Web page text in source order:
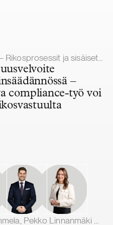
ja sisäiset tutkinnat
–
compliance-työ voi
Eveliina Tammela, Pekko Linnanmäki & Janina Assor